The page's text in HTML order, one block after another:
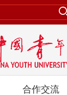
合作交流